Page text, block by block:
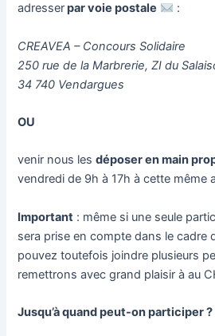
adresserpar voie postale :
CREAVEA – Concours Solidaire
250 rue de la Marbrerie, ZI du
34 740 Vendargues
OU
venir nous lesdéposer en main
vendredi de 9h à 17h à cette même
Important : même si une seule
sera prise en compte dans le cadre
pouvez toutefois joindre plusieurs
remettrons avec grand plaisir à au
Jusqu’à quand peut-on participer ?